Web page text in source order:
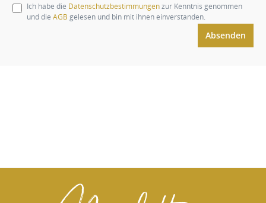
Ich habe die Datenschutzbestimmungenzur Kenntnis genommen
und die AGB gelesen und bin mit ihnen einverstanden.
Absenden